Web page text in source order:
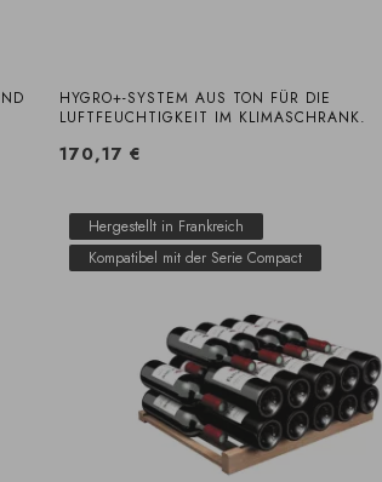
HYGRO+-SYSTEM AUS TON FÜR DIE
LUFTFEUCHTIGKEIT IM KLIMASCHRANK.
170,17 €
Hergestellt in Frankreich
Kompatibel mit der Serie Compact